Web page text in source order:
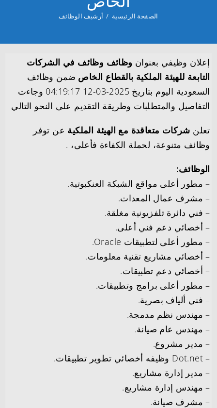
الصفحة الرئيسية / أرشيف الوظائف
إعلان وظيفي بعنوان وظائف وظائف في الشركات
التابعة للهيئة الملكية بالقطاع الخاص ضمن وظائف
السعودية اليوم بتاريخ 2025-03-12 04:19:17 وجاءت
التفاصيل والمتطلبات وطريقة التقديم على النحو التالي
تعلن شركات متعاقدة مع الهيئة الملكية عن توفر
وظائف متنوعة، لحملة الكفاءة فأعلى، .
الوظائف:
– مطور أعلى مواقع الشبكة العنكبوتية.
– مشرف عمال المعدات.
– فني دائرة تلفزيونية مغلقة.
– أخصائي دعم فني أعلى.
– مطور أعلى لتطبيقات Oracle.
– أخصائي مشاريع تقنية معلومات.
– أخصائي دعم تطبيقات.
– مطور أعلى برامج وتطبيقات.
– فني ألياف بصرية.
– مهندس نظم مدمجة.
– مهندس عام صيانة.
– مدير مشروع.
– Dot.net وظيفه أخصائي تطوير تطبيقات.
– مدير إدارة مشاريع.
– مهندس إدارة مشاريع.
– مشرف صيانة.